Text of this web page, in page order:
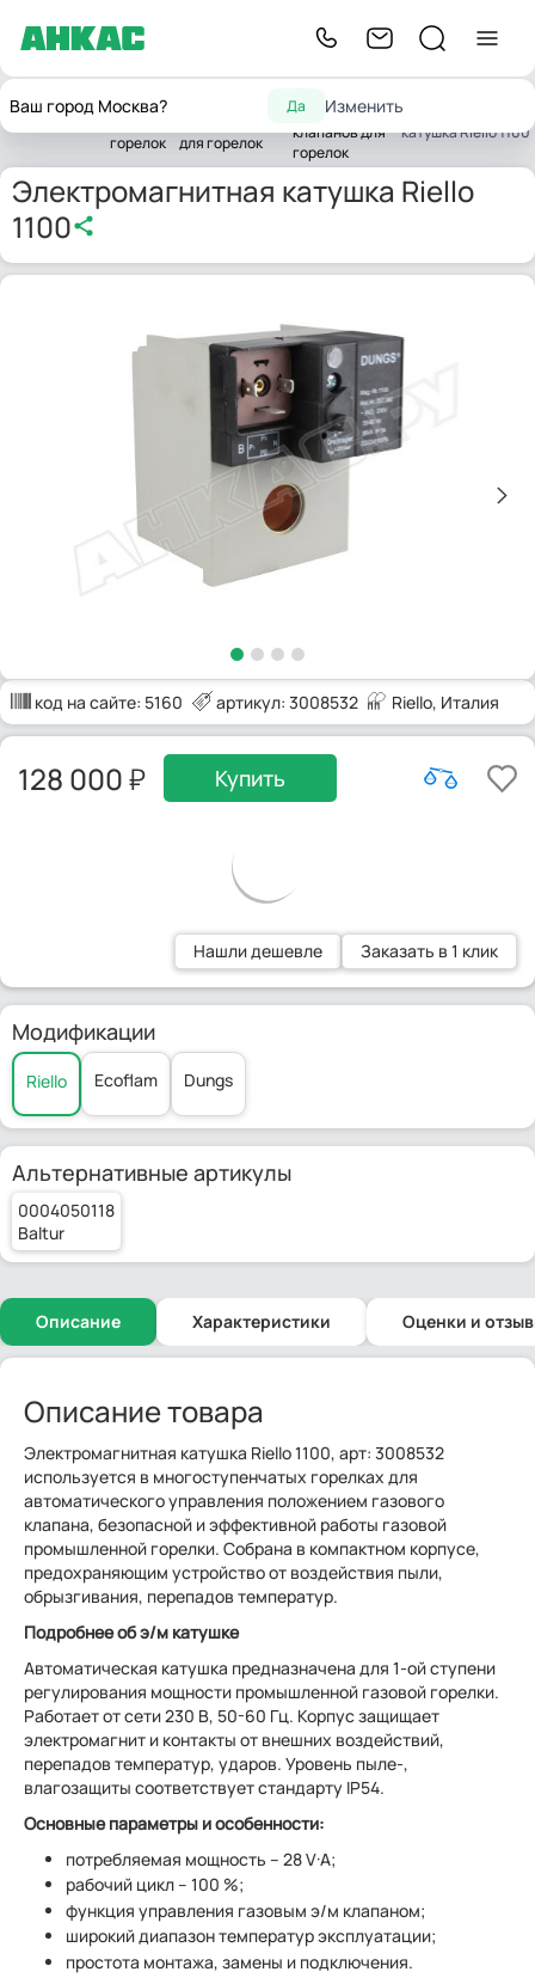
Ваш город Москва? Да Изменить
Главная
Запчасти
горелок
для горелок
части газовых
клапанов для
горелок
Электромагнитная
катушка Riello 1100
Электромагнитная катушка Riello
1100
код на сайте: 5160 артикул: 3008532 Riello, Италия
128 000 Купить
Нашли дешевле Заказать в 1 клик
Модификации
Riello Ecoflam Dungs
Альтернативные артикулы
0004050118
Baltur
Описание Характеристики Оценки и
Описание товара
Электромагнитная катушка Riello 1100, арт: 3008532
используется в многоступенчатых горелках для
автоматического управления положением газового
клапана, безопасной и эффективной работы газовой
промышленной горелки. Собрана в компактном корпусе,
предохраняющим устройство от воздействия пыли,
обрызгивания, перепадов температур.
Подробнее об э/м катушке
Автоматическая катушка предназначена для 1-ой ступени
регулирования мощности промышленной газовой горелки.
Работает от сети 230 В, 50-60 Гц. Корпус защищает
электромагнит и контакты от внешних воздействий,
перепадов температур, ударов. Уровень пыле-,
влагозащиты соответствует стандарту IP54.
Основные параметры и особенности:
потребляемая мощность – 28 V·A;
рабочий цикл – 100 %;
функция управления газовым э/м клапаном;
широкий диапазон температур эксплуатации;
простота монтажа, замены и подключения.